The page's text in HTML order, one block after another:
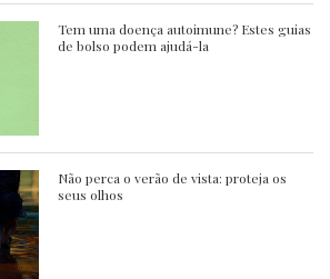
Tem uma doença autoimune? Estes guias
de bolso podem ajudá-la
Não perca o verão de vista: proteja os
seus olhos